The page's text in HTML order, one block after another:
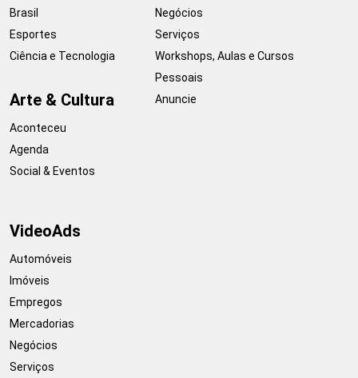
Brasil
Esportes
Ciência e Tecnologia
Arte & Cultura
Aconteceu
Agenda
Social & Eventos
Negócios
Serviços
Workshops, Aulas e Cursos
Pessoais
Anuncie
VideoAds
Automóveis
Imóveis
Empregos
Mercadorias
Negócios
Serviços